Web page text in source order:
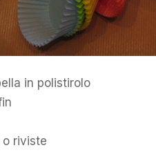
in polistirolo
riviste